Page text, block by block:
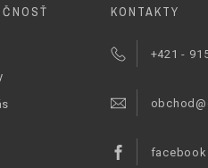
KONTAKTY
+421 -